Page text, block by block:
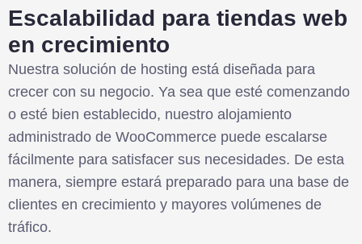
Escalabilidad para tiendas web
en crecimiento
Nuestra solución de hosting está diseñada para
crecer con su negocio. Ya sea que esté comenzando
o esté bien establecido, nuestro alojamiento
administrado de WooCommerce puede escalarse
fácilmente para satisfacer sus necesidades. De esta
manera, siempre estará preparado para una base de
clientes en crecimiento y mayores volúmenes de
tráfico.